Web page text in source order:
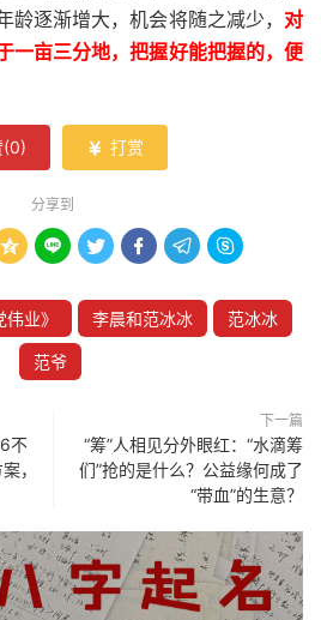
龄逐渐增大，机会将随之减少， 对
一亩三分地，把握好能把握的，便
(0)  打赏
分享到
     
伟业》 李晨和范冰冰 范冰冰
范爷
不
，
下一篇
“筹”人相见分外眼红：“水滴筹
们”抢的是什么？公益缘何成了
“带血”的生意？